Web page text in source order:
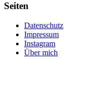
Seiten
Datenschutz
Impressum
Instagram
Über mich